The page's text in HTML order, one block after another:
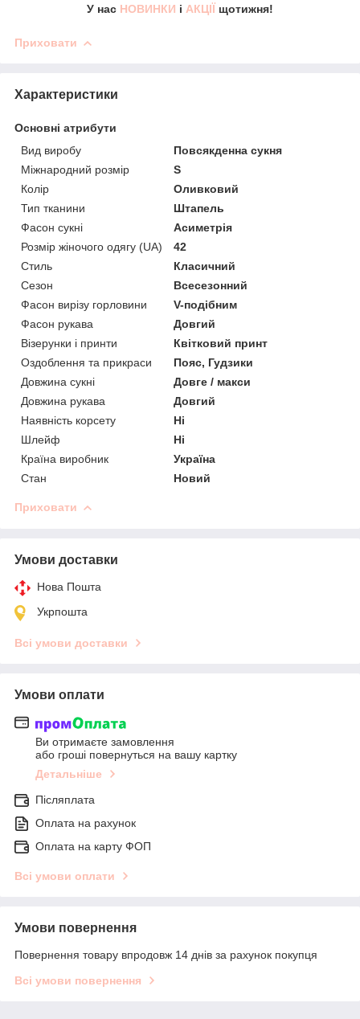
У нас НОВИНКИ і АКЦІЇ щотижня!
Приховати
Характеристики
Основні атрибути
Вид виробу
Повсякденна сукня
Міжнародний розмір
S
Колір
Оливковий
Тип тканини
Штапель
Фасон сукні
Асиметрія
Розмір жіночого одягу (UA)
42
Стиль
Класичний
Сезон
Всесезонний
Фасон вирізу горловини
V-подібним
Фасон рукава
Довгий
Візерунки і принти
Квітковий принт
Оздоблення та прикраси
Пояс, Гудзики
Довжина сукні
Довге / макси
Довжина рукава
Довгий
Наявність корсету
Ні
Шлейф
Ні
Країна виробник
Україна
Стан
Новий
Приховати
Умови доставки
Нова Пошта
Укрпошта
Всі умови доставки
Умови оплати
Ви отримаєте замовлення
або гроші повернуться на вашу картку
Детальніше
Післяплата
Оплата на рахунок
Оплата на карту ФОП
Всі умови оплати
Умови повернення
Повернення товару впродовж 14 днів за рахунок покупця
Всі умови повернення